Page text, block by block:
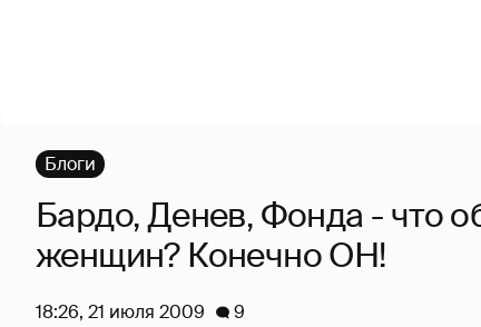
Блоги
Бардо, Денев, Фонда - что
женщин? Конечно ОН!
18:26, 21 июля 2009
9